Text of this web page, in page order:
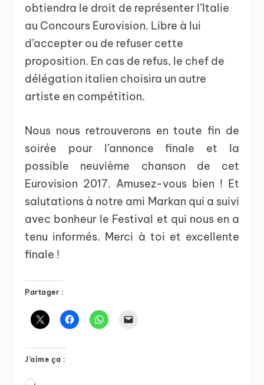
obtiendra le droit de représenter l’Italie
au Concours Eurovision. Libre à lui
d’accepter ou de refuser cette
proposition. En cas de refus, le chef de
délégation italien choisira un autre
artiste en compétition.
Nous nous retrouverons en toute fin de
soirée pour l’annonce finale et la
possible neuvième chanson de cet
Eurovision 2017. Amusez-vous bien ! Et
salutations à notre ami Markan qui a suivi
avec bonheur le Festival et qui nous en a
tenu informés. Merci à toi et excellente
finale !
Partager :
J’aime ça :